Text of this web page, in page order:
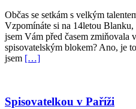
Občas se setkám s velkým
Vzpomínáte si na 14letou
jsem Vám před časem zmiňovala
spisovatelským blokem? Ano, je
jsem […]
Spisovatelkou v Paříži